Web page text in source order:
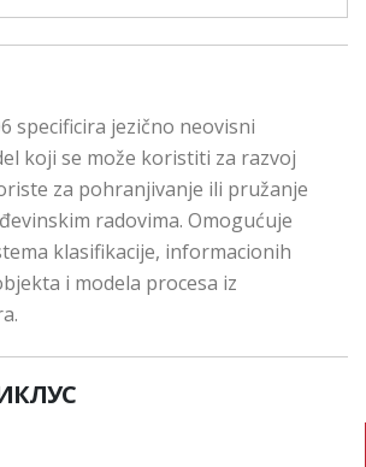
specificira jezično neovisni
koji se može koristiti za razvoj
za pohranjivanje ili pružanje
radovima. Omogućuje
klasifikacije, informacionih
i modela procesa iz